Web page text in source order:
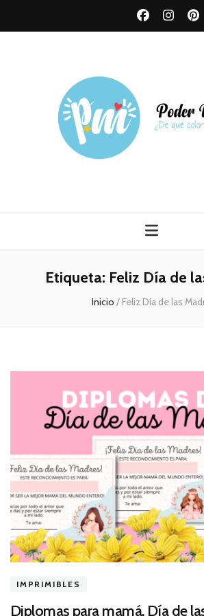
Etiqueta: Feliz Día de
Inicio / Feliz Día de las
IMPRIMIBLES
Diplomas para mamá. Día de